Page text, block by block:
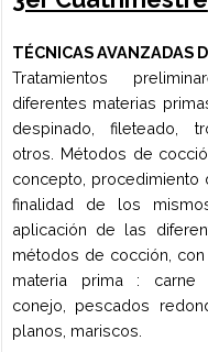
post servicio. Servicio
bebidas. Tipos de
de menús. El menú y
RECURSOS HUMANOS
La administración de
humanos. El rol del
El arte de liderar.
de liderazgo. La
de la eficacia
motivacionales.